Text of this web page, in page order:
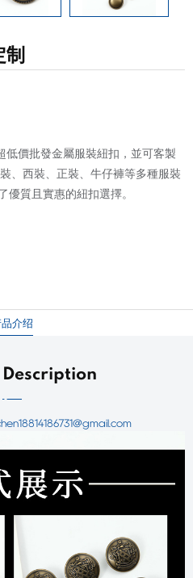
制
低價批發金屬服裝紐扣，並可客製
、西裝、正裝、牛仔褲等多種服裝
優質且實惠的紐扣選擇。
品介绍